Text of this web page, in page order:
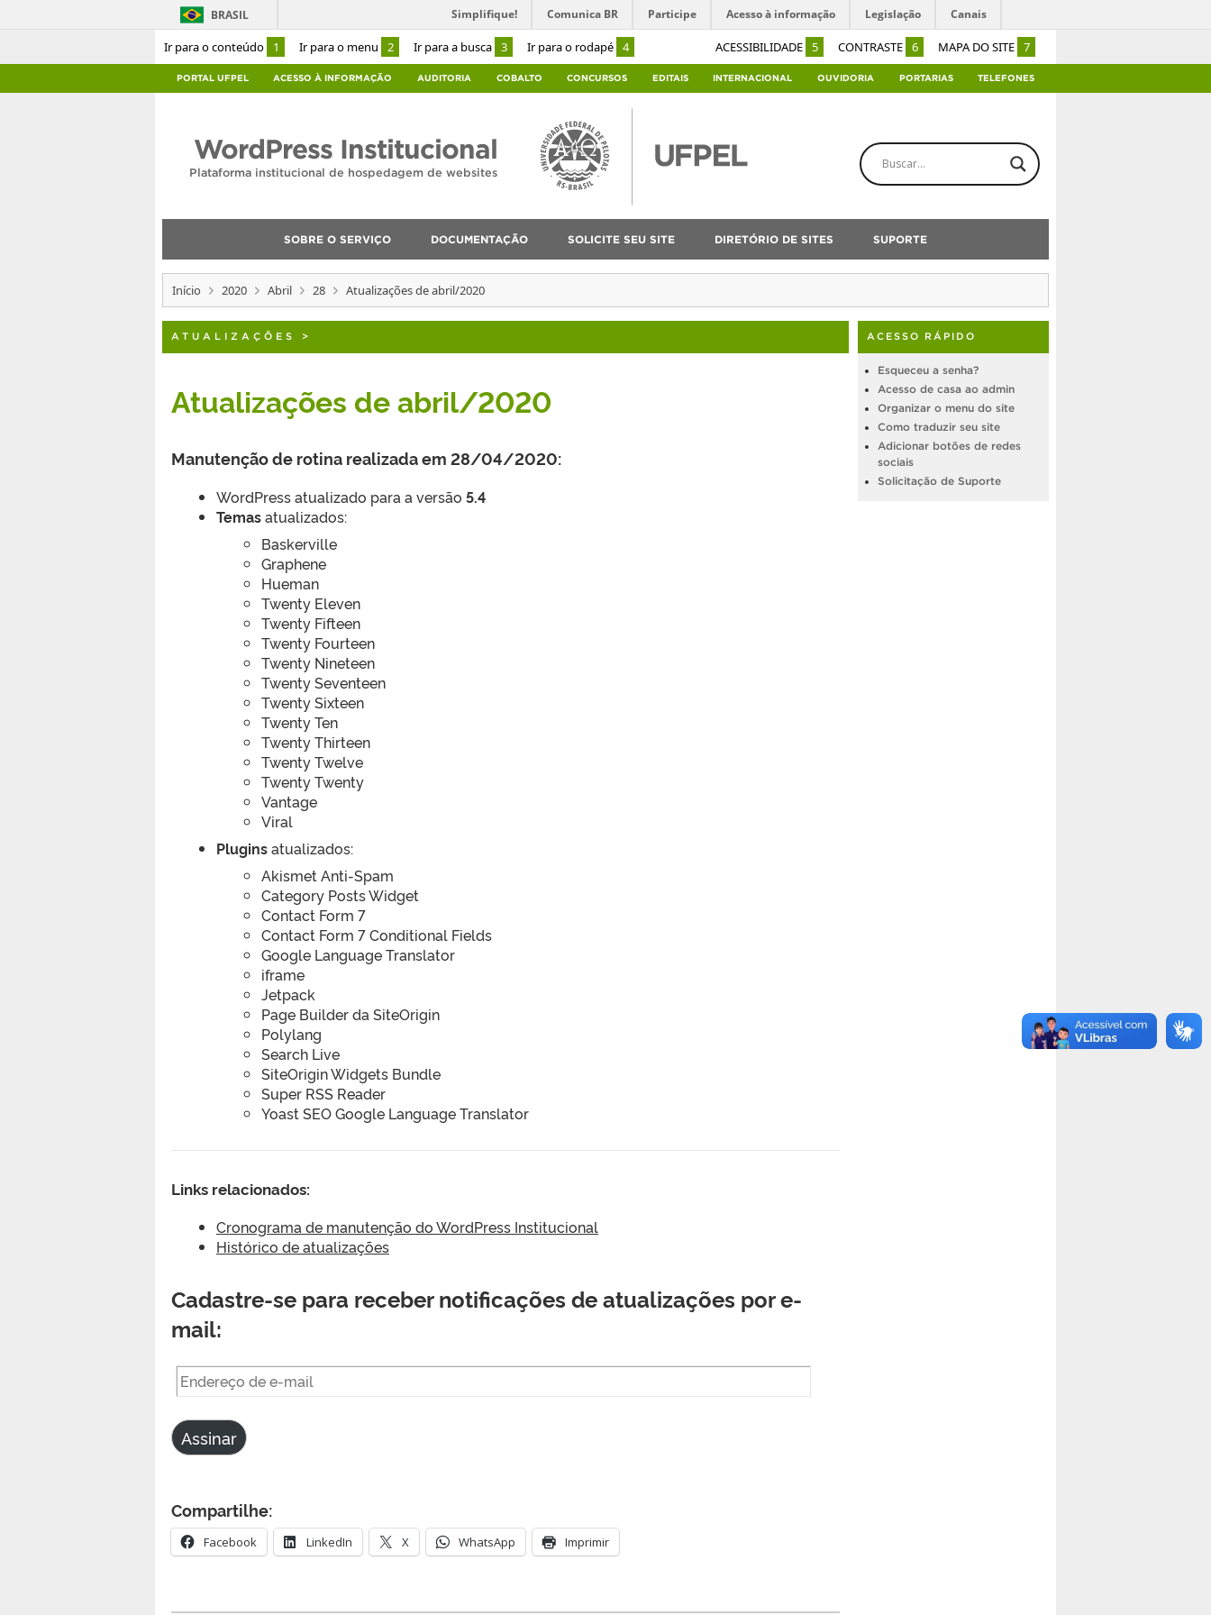
Ir para o conteúdo 1 Ir para o menu 2 Ir para a busca 3 Ir para o rodapé 4 ACESSIBILIDADE 5 CONTRASTE 6 MAPA DO SITE 7
BRASIL Simplifique! Comunica BR Participe Acesso à informação Legislação Canais
PORTAL UFPEL ACESSO À INFORMAÇÃO AUDITORIA COBALTO CONCURSOS EDITAIS INTERNACIONAL OUVIDORIA PORTARIAS TELEFONES
WordPress Institucional
Plataforma institucional de hospedagem de websites
SOBRE O SERVIÇO DOCUMENTAÇÃO SOLICITE SEU SITE DIRETÓRIO DE SITES SUPORTE
Início 2020 Abril 28 Atualizações de abril/2020
ATUALIZAÇÕES >
Atualizações de abril/2020
Manutenção de rotina realizada em 28/04/2020:
WordPress atualizado para a versão 5.4
Temasatualizados:
Baskerville
Graphene
Hueman
Twenty Eleven
Twenty Fifteen
Twenty Fourteen
Twenty Nineteen
Twenty Seventeen
Twenty Sixteen
Twenty Ten
Twenty Thirteen
Twenty Twelve
Twenty Twenty
Vantage
Viral
Pluginsatualizados:
Akismet Anti-Spam
Category Posts Widget
Contact Form 7
Contact Form 7 Conditional Fields
Google Language Translator
iframe
Jetpack
Page Builder da SiteOrigin
Polylang
Search Live
SiteOrigin Widgets Bundle
Super RSS Reader
Yoast SEO Google Language Translator
Links relacionados:
Cronograma de manutenção do WordPress Institucional
Histórico de atualizações
Cadastre-se para receber notificações de atualizações por e-
mail:
Endereço
de
e-
mail
Assinar
Compartilhe:
Facebook LinkedIn X WhatsApp Imprimir
ACESSO RÁPIDO
Esqueceu a senha?
Acesso de casa ao admin
Organizar o menu do site
Como traduzir seu site
Adicionar botões de redes
sociais
Solicitação de Suporte